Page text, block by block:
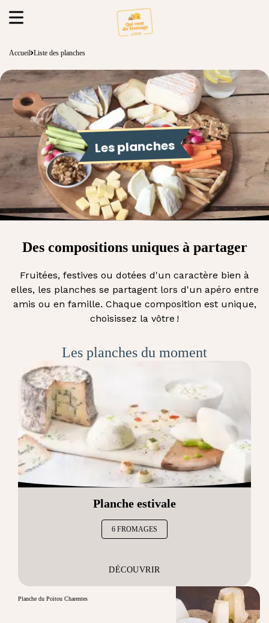
Accueil Liste des planches
Les planches
Des compositions uniques à partager
Fruitées, festives ou dotées d'un caractère bien à
elles, les planches se partagent lors d'un apéro entre
amis ou en famille. Chaque composition est unique,
choisissez la vôtre !
Les planches du moment
Planche estivale
6 FROMAGES
DÉCOUVRIR
Planche du Poitou Charentes